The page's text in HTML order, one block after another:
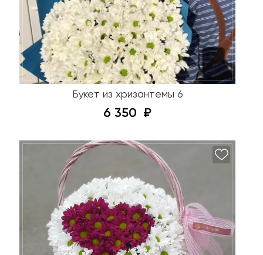
Букет из хризантемы 6
6 350